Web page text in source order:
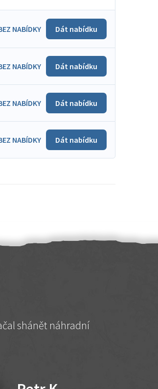
NABÍDKY Dát nabídku
NABÍDKY Dát nabídku
NABÍDKY Dát nabídku
NABÍDKY Dát nabídku
shánět náhradní